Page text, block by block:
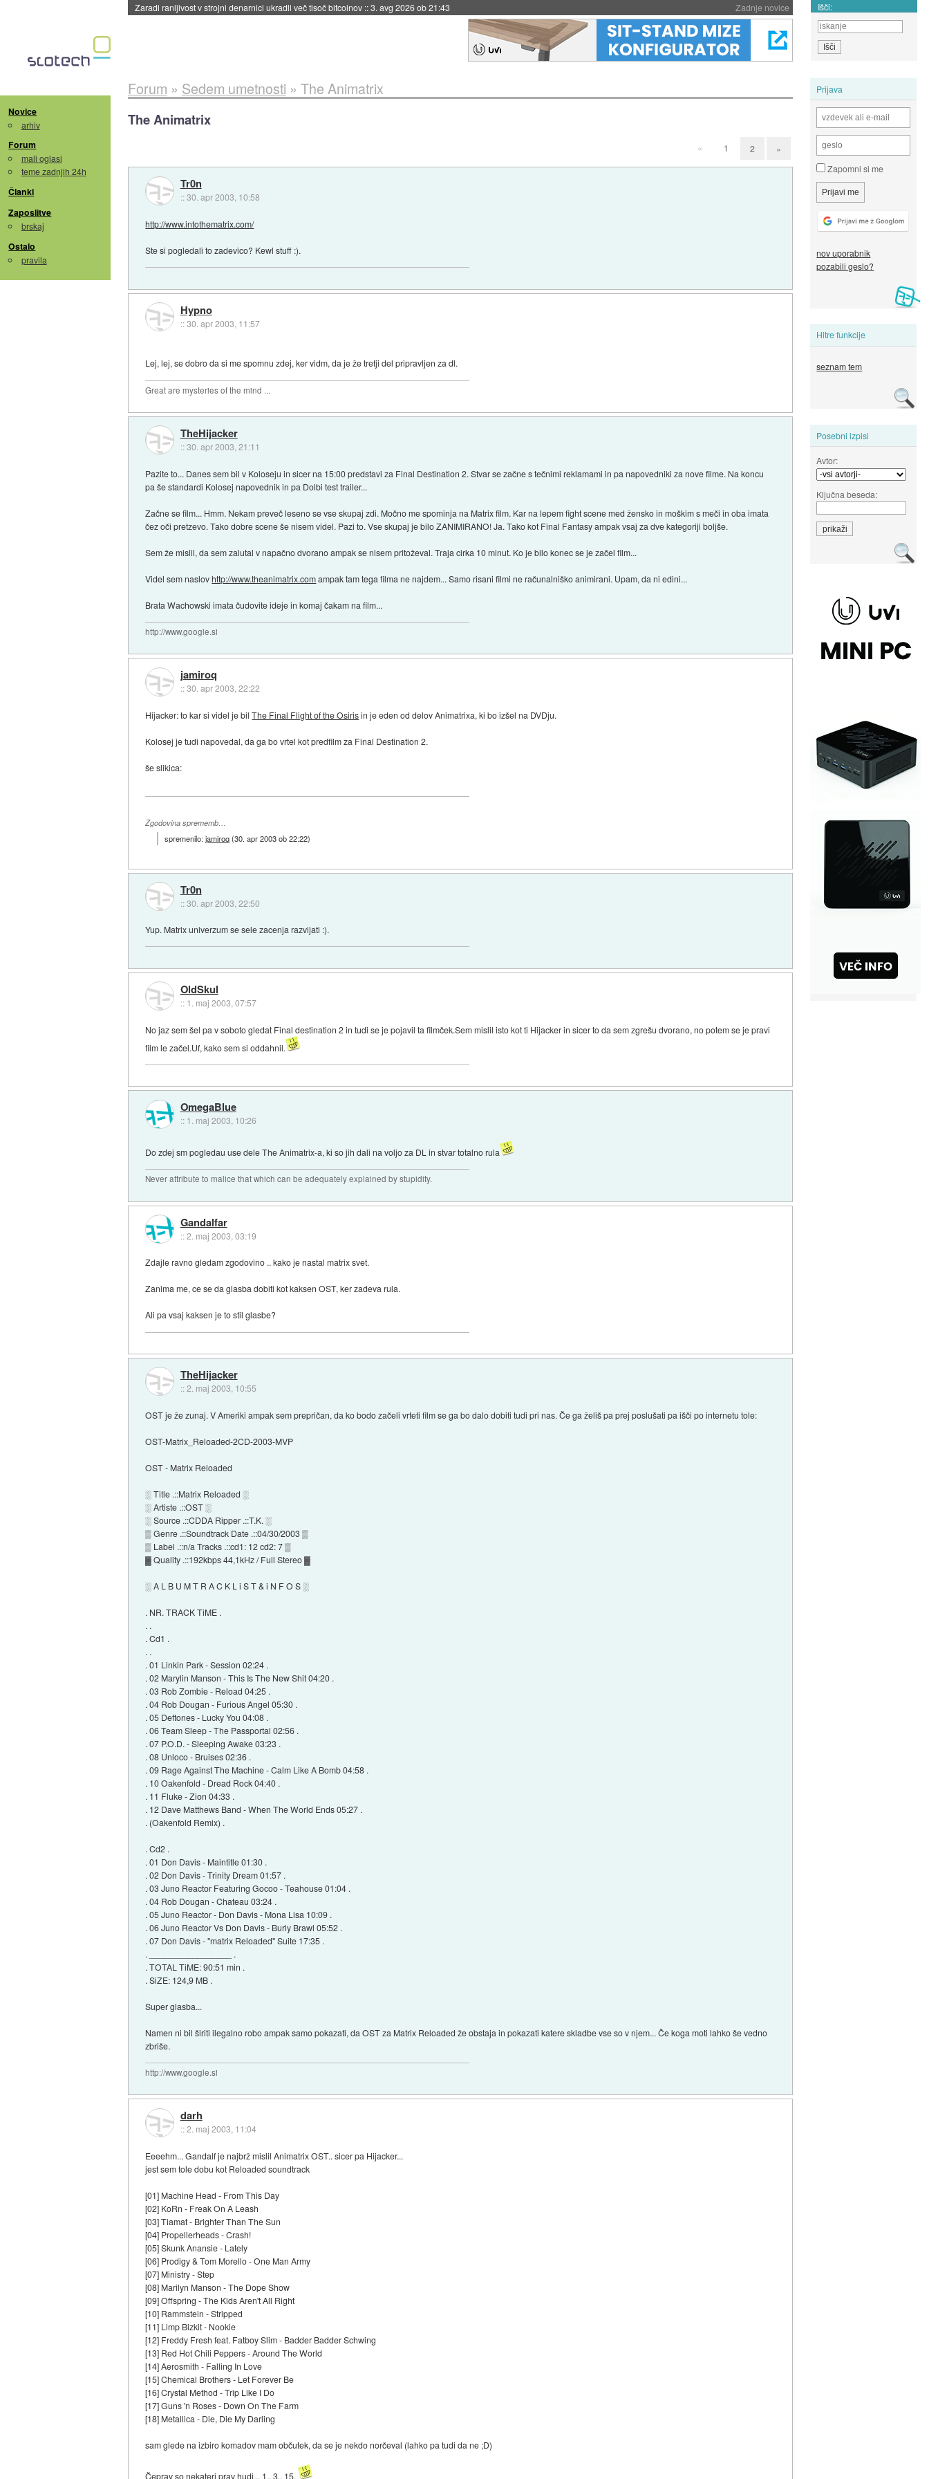
Zadnje novice
Zaradi ranljivost v strojni denarnici ukradli več tisoč bitcoinov ::3. avg 2026 ob 21:43 Išči:
Novice
arhiv
Forum
mali oglasi
teme zadnjih 24h
Članki
Zaposlitve
brskaj
Ostalo
pravila
Prijava
Zapomni si me
nov uporabnik
pozabili geslo?
Hitre funkcije
seznam tem
Posebni izpisi
Avtor:
Ključna beseda:
Forum » Sedem umetnosti » The Animatrix
The Animatrix
« 1 2 »
Tr0n
::30. apr 2003, 10:58
http://www.intothematrix.com/
Ste si pogledali to zadevico? Kewl stuff :).
Hypno
::30. apr 2003, 11:57
Lej, lej, se dobro da si me spomnu zdej, ker vidm, da je že tretji del pripravljen za dl.
Great are mysteries of the mind ...
TheHijacker
::30. apr 2003, 21:11
Pazite to... Danes sem bil v Koloseju in sicer na 15:00 predstavi za Final Destination 2. Stvar se začne s tečnimi reklamami in pa napovedniki za nove filme. Na koncu
pa še standardi Kolosej napovednik in pa Dolbi test trailer...
Začne se film... Hmm. Nekam preveč leseno se vse skupaj zdi. Močno me spominja na Matrix film. Kar na lepem fight scene med žensko in moškim s meči in oba imata
čez oči pretzevo. Tako dobre scene še nisem videl. Pazi to. Vse skupaj je bilo ZANIMIRANO! Ja. Tako kot Final Fantasy ampak vsaj za dve kategoriji boljše.
Sem že mislil, da sem zalutal v napačno dvorano ampak se nisem pritoževal. Traja cirka 10 minut. Ko je bilo konec se je začel film...
Videl sem naslovhttp://www.theanimatrix.comampak tam tega filma ne najdem... Samo risani filmi ne računalniško animirani. Upam, da ni edini...
Brata Wachowski imata čudovite ideje in komaj čakam na film...
http://www.google.si
jamiroq
::30. apr 2003, 22:22
Hijacker: to kar si videl je bilThe Final Flight of the Osirisin je eden od delov Animatrixa, ki bo izšel na DVDju.
Kolosej je tudi napovedal, da ga bo vrtel kot predfilm za Final Destination 2.
še slikica:
Zgodovina sprememb…
spremenilo:jamiroq(30. apr 2003 ob 22:22)
Tr0n
::30. apr 2003, 22:50
Yup. Matrix univerzum se sele zacenja razvijati :).
OldSkul
:: 1. maj 2003, 07:57
No jaz sem šel pa v soboto gledat Final destination 2 in tudi se je pojavil ta filmček.Sem mislil isto kot ti Hijacker in sicer to da sem zgrešu dvorano, no potem se je pravi
film le začel.Uf, kako sem si oddahnil.
OmegaBlue
:: 1. maj 2003, 10:26
Do zdej sm pogledau use dele The Animatrix-a, ki so jih dali na voljo za DL in stvar totalno rula
Never attribute to malice that which can be adequately explained by stupidity.
Gandalfar
::2. maj 2003, 03:19
Zdajle ravno gledam zgodovino .. kako je nastal matrix svet.
Zanima me, ce se da glasba dobiti kot kaksen OST, ker zadeva rula.
Ali pa vsaj kaksen je to stil glasbe?
TheHijacker
::2. maj 2003, 10:55
OST je že zunaj. V Ameriki ampak sem prepričan, da ko bodo začeli vrteti film se ga bo dalo dobiti tudi pri nas. Če ga želiš pa prej poslušati pa išči po internetu tole:
OST-Matrix_Reloaded-2CD-2003-MVP
OST - Matrix Reloaded
░ Title .::Matrix Reloaded ░
░ Artiste .::OST ░
░ Source .::CDDA Ripper .::T.K. ░
▒ Genre .::Soundtrack Date .::04/30/2003 ▒
▒ Label .::n/a Tracks .::cd1: 12 cd2: 7 ▒
▓ Quality .::192kbps 44,1kHz / Full Stereo ▓
░ A L B U M T R A C K L i S T & i N F O S ░
. NR. TRACK TiME .
. .
. Cd1 .
. .
. 01 Linkin Park - Session 02:24 .
. 02 Marylin Manson - This Is The New Shit 04:20 .
. 03 Rob Zombie - Reload 04:25 .
. 04 Rob Dougan - Furious Angel 05:30 .
. 05 Deftones - Lucky You 04:08 .
. 06 Team Sleep - The Passportal 02:56 .
. 07 P.O.D. - Sleeping Awake 03:23 .
. 08 Unloco - Bruises 02:36 .
. 09 Rage Against The Machine - Calm Like A Bomb 04:58 .
. 10 Oakenfold - Dread Rock 04:40 .
. 11 Fluke - Zion 04:33 .
. 12 Dave Matthews Band - When The World Ends 05:27 .
. (Oakenfold Remix) .
. Cd2 .
. 01 Don Davis - Maintitle 01:30 .
. 02 Don Davis - Trinity Dream 01:57 .
. 03 Juno Reactor Featuring Gocoo - Teahouse 01:04 .
. 04 Rob Dougan - Chateau 03:24 .
. 05 Juno Reactor - Don Davis - Mona Lisa 10:09 .
. 06 Juno Reactor Vs Don Davis - Burly Brawl 05:52 .
. 07 Don Davis - "matrix Reloaded" Suite 17:35 .
. _________________ .
. TOTAL TiME: 90:51 min .
. SiZE: 124,9 MB .
Super glasba...
Namen ni bil širiti ilegalno robo ampak samo pokazati, da OST za Matrix Reloaded že obstaja in pokazati katere skladbe vse so v njem... Če koga moti lahko še vedno
zbriše.
http://www.google.si
darh
::2. maj 2003, 11:04
Eeeehm... Gandalf je najbrž mislil Animatrix OST.. sicer pa Hijacker...
jest sem tole dobu kot Reloaded soundtrack
[01] Machine Head - From This Day
[02] KoRn - Freak On A Leash
[03] Tiamat - Brighter Than The Sun
[04] Propellerheads - Crash!
[05] Skunk Anansie - Lately
[06] Prodigy & Tom Morello - One Man Army
[07] Ministry - Step
[08] Marilyn Manson - The Dope Show
[09] Offspring - The Kids Aren't All Right
[10] Rammstein - Stripped
[11] Limp Bizkit - Nookie
[12] Freddy Fresh feat. Fatboy Slim - Badder Badder Schwing
[13] Red Hot Chili Peppers - Around The World
[14] Aerosmith - Falling In Love
[15] Chemical Brothers - Let Forever Be
[16] Crystal Method - Trip Like I Do
[17] Guns 'n Roses - Down On The Farm
[18] Metallica - Die, Die My Darling
sam glede na izbiro komadov mam občutek, da se je nekdo norčeval (lahko pa tudi da ne ;D)
Čeprav so nekateri prav hudi... 1., 3., 15.